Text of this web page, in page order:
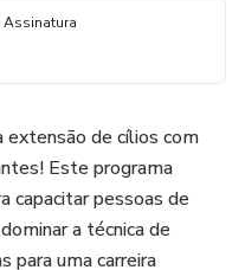
Assinatura
extensão de cílios com
Este programa
capacitar pessoas de
a técnica de
para uma carreira